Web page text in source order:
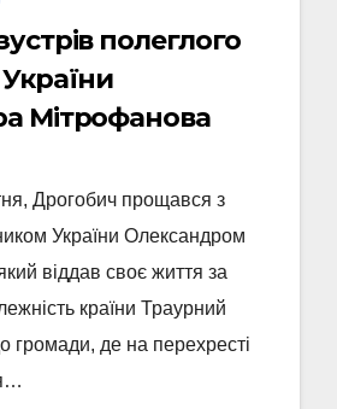
полеглого
Мітрофанова
Дрогобич прощався з
України Олександром
віддав своє життя за
країни Траурний
громади, де на перехресті